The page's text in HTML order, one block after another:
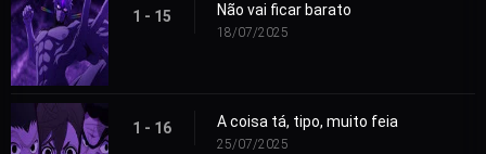
1 - 15 Não vai ficar barato
18/07/2025
1 - 16 A coisa tá, tipo, muito feia
25/07/2025